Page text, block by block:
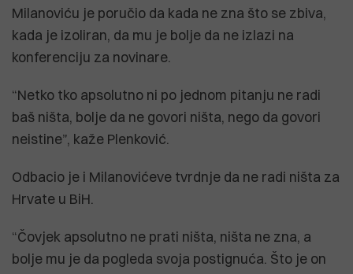
Milanoviću je poručio da kada ne zna što se zbiva,
kada je izoliran, da mu je bolje da ne izlazi na
konferenciju za novinare.
“Netko tko apsolutno ni po jednom pitanju ne radi
baš ništa, bolje da ne govori ništa, nego da govori
neistine”, kaže Plenković.
Odbacio je i Milanovićeve tvrdnje da ne radi ništa za
Hrvate u BiH.
“Čovjek apsolutno ne prati ništa, ništa ne zna, a
bolje mu je da pogleda svoja postignuća. Što je on